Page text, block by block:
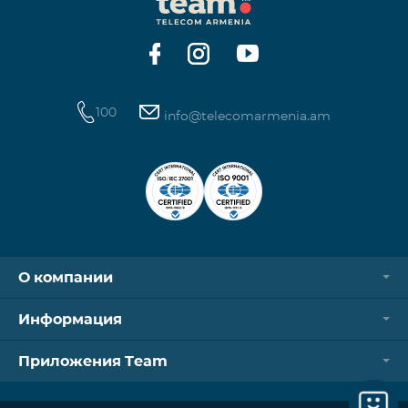
операторов. Для корректной идентификации Wi-
Fi и VPN должны быть отключен
100 info@telecomarmenia.am
О компании
Информация
Приложения Team